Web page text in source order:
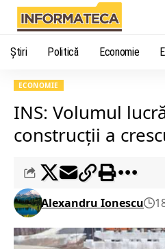
Știri Politică Economie
ECONOMIE
INS: Volumul
construcţii a
Alexandru Ionescu